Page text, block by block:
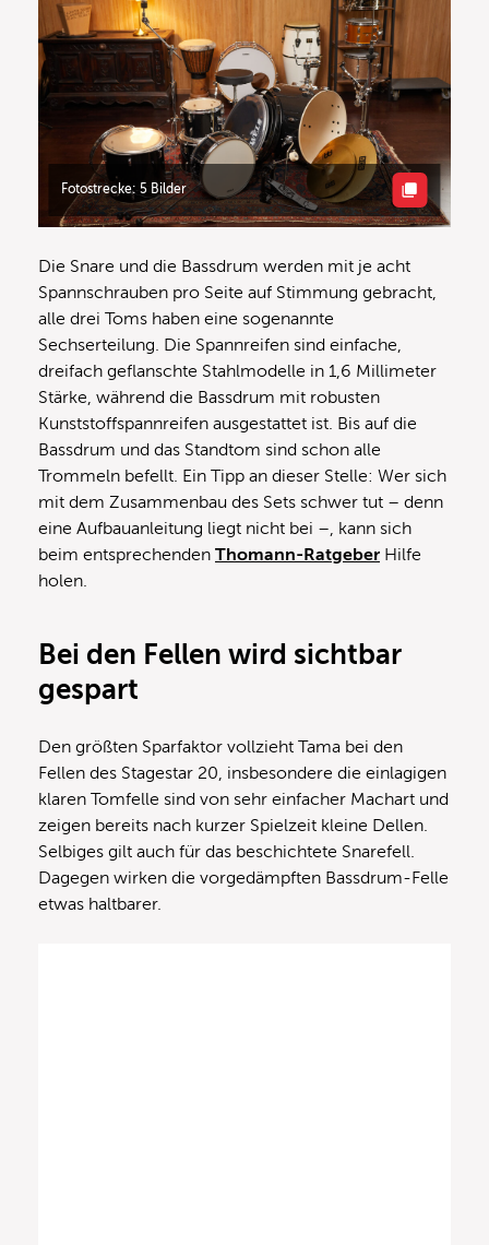
Fotostrecke: 5 Bilder
Die Snare und die Bassdrum werden mit je acht
Spannschrauben pro Seite auf Stimmung gebracht,
alle drei Toms haben eine sogenannte
Sechserteilung. Die Spannreifen sind einfache,
dreifach geflanschte Stahlmodelle in 1,6 Millimeter
Stärke, während die Bassdrum mit robusten
Kunststoffspannreifen ausgestattet ist. Bis auf die
Bassdrum und das Standtom sind schon alle
Trommeln befellt. Ein Tipp an dieser Stelle: Wer sich
mit dem Zusammenbau des Sets schwer tut – denn
eine Aufbauanleitung liegt nicht bei –, kann sich
beim entsprechenden Thomann-Ratgeber Hilfe
holen.
Bei den Fellen wird sichtbar
gespart
Den größten Sparfaktor vollzieht Tama bei den
Fellen des Stagestar 20, insbesondere die einlagigen
klaren Tomfelle sind von sehr einfacher Machart und
zeigen bereits nach kurzer Spielzeit kleine Dellen.
Selbiges gilt auch für das beschichtete Snarefell.
Dagegen wirken die vorgedämpften Bassdrum-Felle
etwas haltbarer.